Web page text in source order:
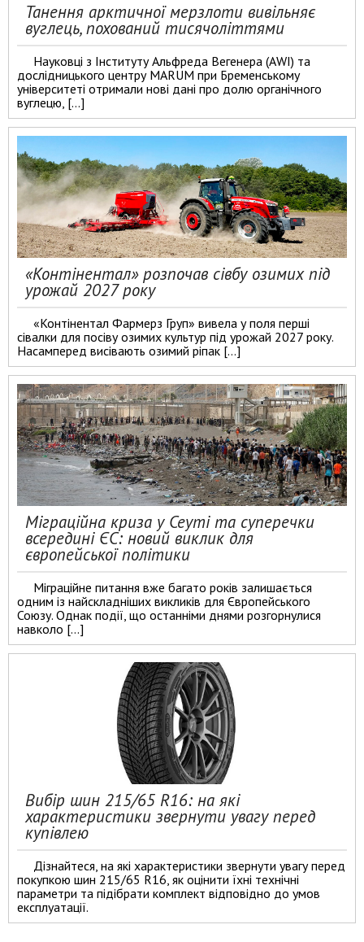
Танення арктичної мерзлоти вивільняє
вуглець, похований тисячоліттями
Науковці з Інституту Альфреда Вегенера (AWI) та
дослідницького центру MARUM при Бременському
університеті отримали нові дані про долю органічного
вуглецю, […]
«Контінентал» розпочав сівбу озимих під
урожай 2027 року
«Контінентал Фармерз Груп» вивела у поля перші
сівалки для посіву озимих культур під урожай 2027 року.
Насамперед висівають озимий ріпак […]
Міграційна криза у Сеуті та суперечки
всередині ЄС: новий виклик для
європейської політики
Міграційне питання вже багато років залишається
одним із найскладніших викликів для Європейського
Союзу. Однак події, що останніми днями розгорнулися
навколо […]
Вибір шин 215/65 R16: на які
характеристики звернути увагу перед
купівлею
Дізнайтеся, на які характеристики звернути увагу перед
покупкою шин 215/65 R16, як оцінити їхні технічні
параметри та підібрати комплект відповідно до умов
експлуатації.